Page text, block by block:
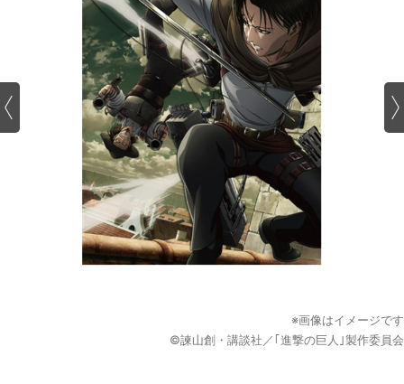
※画像はイメージです
©諫山創・講談社／｢進撃の巨人｣製作委員会